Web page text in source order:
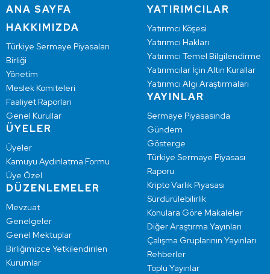
ANA SAYFA
HAKKIMIZDA
Türkiye Sermaye Piyasaları
Birliği
Yönetim
Meslek Komiteleri
Faaliyet Raporları
Genel Kurullar
ÜYELER
Üyeler
Kamuyu Aydınlatma Formu
Üye Özel
DÜZENLEMELER
Mevzuat
Genelgeler
Genel Mektuplar
Birliğimizce Yetkilendirilen
Kurumlar
YATIRIMCILAR
Yatırımcı Köşesi
Yatırımcı Hakları
Yatırımcı Temel Bilgilendirme
Yatırımcılar İçin Altın Kurallar
Yatırımcı Algı Araştırmaları
YAYINLAR
Sermaye Piyasasında
Gündem
Gösterge
Türkiye Sermaye Piyasası
Raporu
Kripto Varlık Piyasası
Sürdürülebilirlik
Konulara Göre Makaleler
Diğer Araştırma Yayınları
Çalışma Gruplarının Yayınları
Rehberler
Toplu Yayınlar